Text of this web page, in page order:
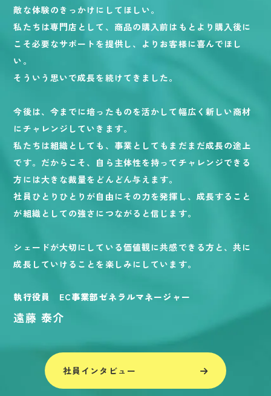
敵な体験のきっかけにしてほしい。
私たちは専門店として、商品の購入前はもとより購入後に
こそ必要なサポートを提供し、よりお客様に喜んでほし
い。
そういう思いで成長を続けてきました。
今後は、今までに培ったものを活かして幅広く新しい商材
にチャレンジしていきます。
私たちは組織としても、事業としてもまだまだ成長の途上
です。だからこそ、自ら主体性を持ってチャレンジできる
方には大きな裁量をどんどん与えます。
社員ひとりひとりが自由にその力を発揮し、成長すること
が組織としての強さにつながると信じます。
シェードが大切にしている価値観に共感できる方と、共に
成長していけることを楽しみにしています。
執行役員 EC事業部ゼネラルマネージャー
遠藤 泰介
社員インタビュー